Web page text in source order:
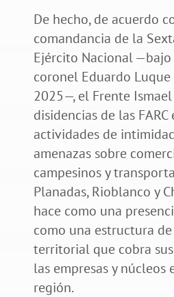
De hecho, de acuerdo
comandancia de la
Ejército Nacional
coronel Eduardo
2025—, el Frente
disidencias de las FARC
actividades de
amenazas sobre
campesinos y
Planadas, Rioblanco y
hace como una
como una estructura
territorial que cobra sus
las empresas y núcleos
región.